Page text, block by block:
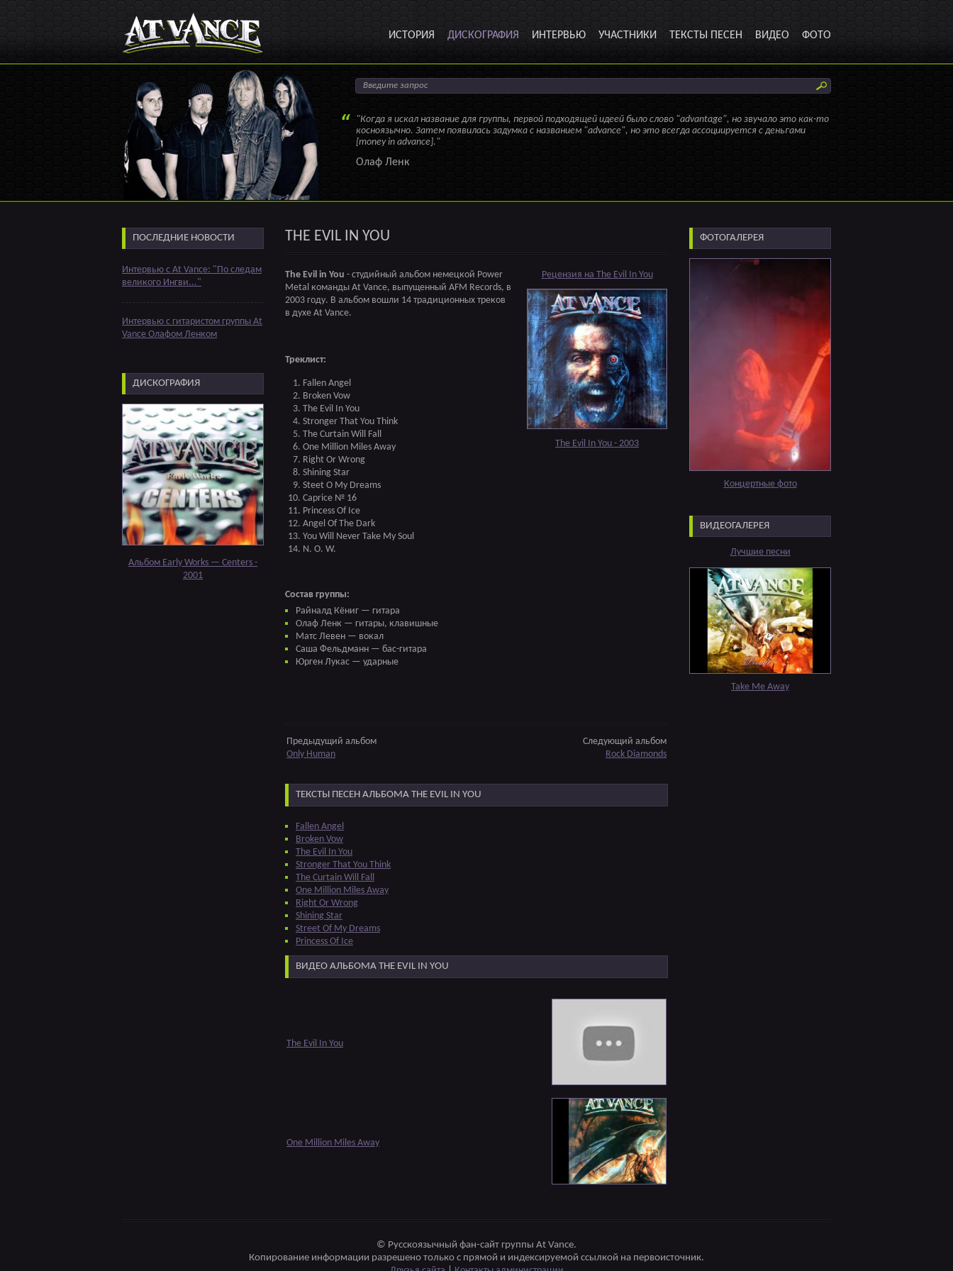
ИСТОРИЯ ДИСКОГРАФИЯ ИНТЕРВЬЮ УЧАСТНИКИ ТЕКСТЫ ПЕСЕН ВИДЕО ФОТО
"Когда я искал название для группы, первой подходящей идеей было слово "advantage", но звучало это как-то
косноязычно. Затем появилась задумка с названием "advance", но это всегда ассоциируется с деньгами
[money in advance]."
Олаф Ленк
ПОСЛЕДНИЕ НОВОСТИ
Интервью с At Vance: "По следам
великого Ингви..."
Интервью с гитаристом группы At
Vance Олафом Ленком
ДИСКОГРАФИЯ
Альбом Early Works — Centers -
2001
THE EVIL IN YOU
Рецензия на The Evil In You
The Evil In You - 2003
The Evil in You - студийный альбом немецкой Power
Metal команды At Vance, выпущенный AFM Records, в
2003 году. В альбом вошли 14 традиционных треков
в духе At Vance.
Треклист:
Fallen Angel
Broken Vow
The Evil In You
Stronger That You Think
The Curtain Will Fall
One Million Miles Away
Right Or Wrong
Shining Star
Steet O My Dreams
Caprice № 16
Princess Of Ice
Angel Of The Dark
You Will Never Take My Soul
N. O. W.
Состав группы:
Райналд Кёниг — гитара
Олаф Ленк — гитары, клавишные
Матс Левен — вокал
Саша Фельдманн — бас-гитара
Юрген Лукас — ударные
Предыдущий альбом
Only Human
Следующий альбом
Rock Diamonds
ТЕКСТЫ ПЕСЕН АЛЬБОМА THE EVIL IN YOU
Fallen Angel
Broken Vow
The Evil In You
Stronger That You Think
The Curtain Will Fall
One Million Miles Away
Right Or Wrong
Shining Star
Street Of My Dreams
Princess Of Ice
ВИДЕО АЛЬБОМА THE EVIL IN YOU
The Evil In You
One Million Miles Away
ФОТОГАЛЕРЕЯ
Концертные фото
ВИДЕОГАЛЕРЕЯ
Лучшие песни
Take Me Away
© Русскоязычный фан-сайт группы At Vance.
Копирование информации разрешено только с прямой и индексируемой ссылкой на первоисточник.